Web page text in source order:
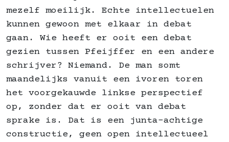
mezelf moeilijk. Echte intellectuelen
kunnen gewoon met elkaar in debat
gaan. Wie heeft er ooit een debat
gezien tussen Pfeijffer en een andere
schrijver? Niemand. De man somt
maandelijks vanuit een ivoren toren
het voorgekauwde linkse perspectief
op, zonder dat er ooit van debat
sprake is. Dat is een junta-achtige
constructie, geen open intellectueel